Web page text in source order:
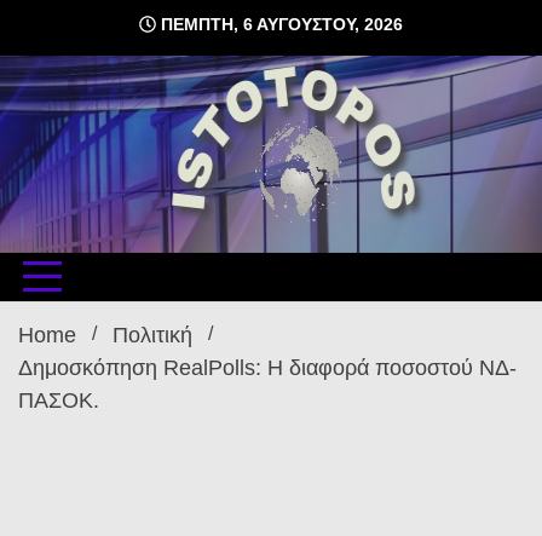
content
ΠΈΜΠΤΗ, 6 ΑΥΓΟΎΣΤΟΥ, 2026
δωρεάν φιλοξενία ιστοσελίδων , ειδήσεις
Home
Πολιτική
Δημοσκόπηση RealPolls: Η διαφορά ποσοστού ΝΔ-
ΠΑΣΟΚ.